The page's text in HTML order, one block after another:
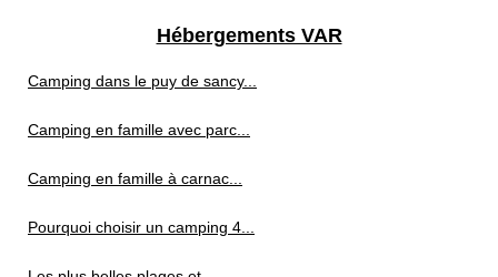
Hébergements VAR
Camping dans le puy de sancy...
Camping en famille avec parc...
Camping en famille à carnac...
Pourquoi choisir un camping 4...